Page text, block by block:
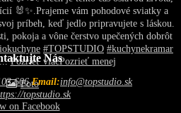
🐰✨.Prajeme vám pohodové sviatky a
príbeh, keď jedlo pripravujete s láskou.
pokoja a vône čerstvo upečených dobrôt
#TOPSTUDIO #kuchynekramar
Pozrieť viacPozrieť menej
Foto
on Facebook
Nás
606 Email:info@topstudio.sk
topstudio.sk